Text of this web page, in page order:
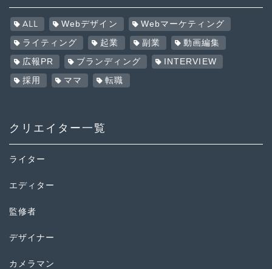
ALL Webデザイン Webマーケティング
ライティング 起業 副業 動画編集
広報PR ブランディング INTERVIEW
採用 ママ 転職
クリエイター一覧
ライター
エディター
監修者
デザイナー
カメラマン